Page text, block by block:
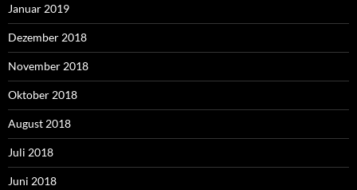
Januar 2019
Dezember 2018
November 2018
Oktober 2018
August 2018
Juli 2018
Juni 2018